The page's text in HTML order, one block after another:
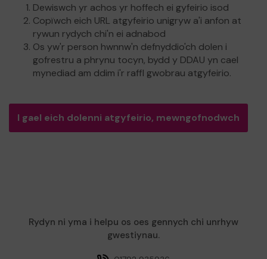
Dewiswch yr achos yr hoffech ei gyfeirio isod
Copïwch eich URL atgyfeirio unigryw a'i anfon at
rywun rydych chi'n ei adnabod
Os yw'r person hwnnw'n defnyddio'ch dolen i
gofrestru a phrynu tocyn, bydd y DDAU yn cael
mynediad am ddim i'r raffl gwobrau atgyfeirio.
I gael eich dolenni atgyfeirio, mewngofnodwch
Rydyn ni yma i helpu os oes gennych chi unrhyw
gwestiynau.